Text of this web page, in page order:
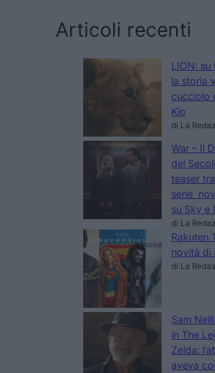
Articoli recenti
LION: su
la storia
cucciolo
Kio
di La
War – Il
del
teaser
serie
su Sky e
di La
Rakuten
novità di
di La
Sam
in The
Zelda:
aveva